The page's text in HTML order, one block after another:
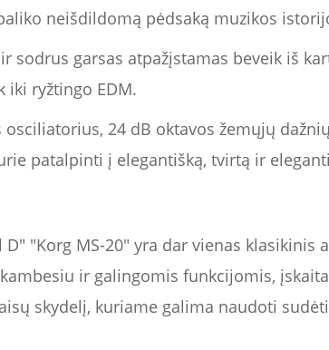
neišdildomą pėdsaką muzikos
sodrus garsas atpažįstamas beveik iš
iki ryžtingo EDM.
24 dB oktavos žemųjų
patalpinti į elegantišką, tvirtą ir
"Korg MS-20" yra dar vienas klasikinis
ir galingomis funkcijomis,
skydelį, kuriame galima naudoti